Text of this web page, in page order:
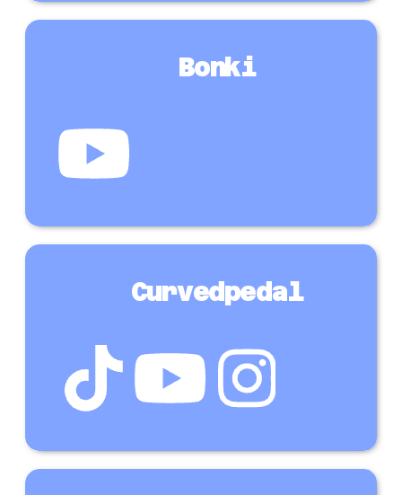
Bonki
Curvedpedal